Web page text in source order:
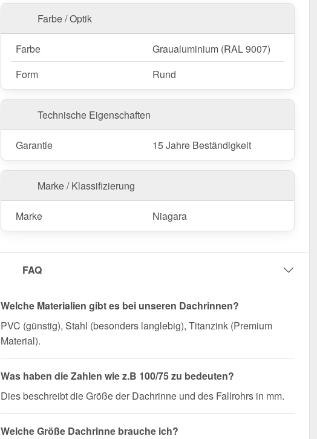
Dachrinnen-Set für eine langlebige und zuverlässige
Wasserführung!
Farbe / Optik
Farbe
Graualuminium (RAL 9007)
Form
Rund
Technische Eigenschaften
Garantie 15 Jahre Beständigkeit
Marke / Klassifizierung
Marke Niagara
FAQ
Welche Materialien gibt es bei unseren Dachrinnen?
PVC (günstig), Stahl (besonders langlebig), Titanzink (Premium
Material).
Was haben die Zahlen wie z.B 100/75 zu bedeuten?
Dies beschreibt die Größe der Dachrinne und des Fallrohrs in mm.
Welche Größe Dachrinne brauche ich?